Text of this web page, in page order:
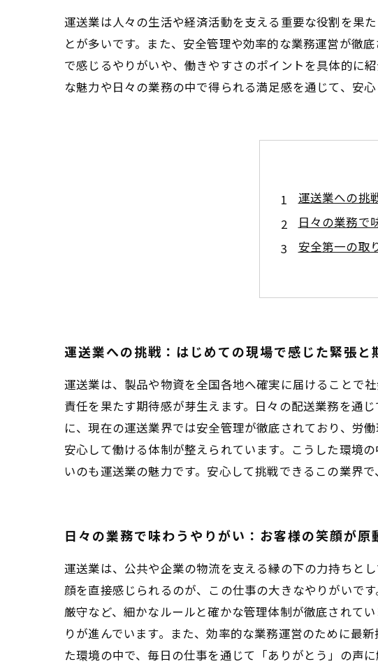
運送業は人々の生活や経済活動を支える重要な役割を果
とが多いです。また、安全管理や効率的な業務運営が徹
で感じるやりがいや、働きやすさのポイントを具体的に
な魅力や日々の業務の中で得られる満足感を通じて、安
運送業への挑
日々の業務で
安全第一の取
効率化と成
長く続けられ
運送業で輝く
運送業への挑戦：はじめての現場で感じた緊張と
運送業は、製品や物資を全国各地へ確実に届けることで
責任を果たす期待感が芽生えます。日々の配送業務を通
に、現在の運送業界では安全管理が徹底されており、労
安心して働ける体制が整えられています。こうした環境
いのも運送業の魅力です。安心して挑戦できるこの業界
日々の業務で味わうやりがい：お客様の笑顔が原
運送業は、公共や企業の物流を支える縁の下の力持ちと
顔を直接感じられるのが、この仕事の大きなやりがいで
厳守など、細かなルールと確かな管理体制が徹底されて
りが進んでいます。また、効率的な業務運営のために最
た環境の中で、毎日の仕事を通じて「ありがとう」の声